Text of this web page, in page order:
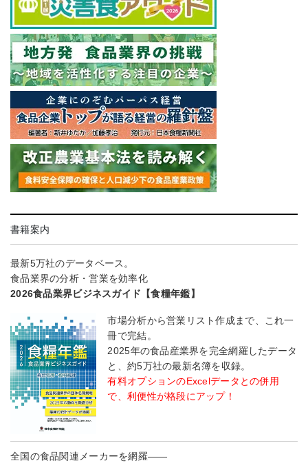
書籍案内
最新5万社のデータベース。
食品業界の分析・営業を効率化
2026食品業界ビジネスガイド【食糧年鑑】
市場分析から営業リスト作成まで、これ一
冊で完結。
2025年の食品産業界を完全網羅したデータ
と、約5万社の最新名簿を収録。
有料オプションのExcelデータとの併用
で、利便性が格段にアップ！
全国の食品関連メーカーを網羅――